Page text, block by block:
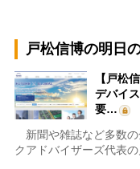
戸松信博の明日
【戸松
デバイ
要…
新聞や雑誌など多数の
クアドバイザーズ代表